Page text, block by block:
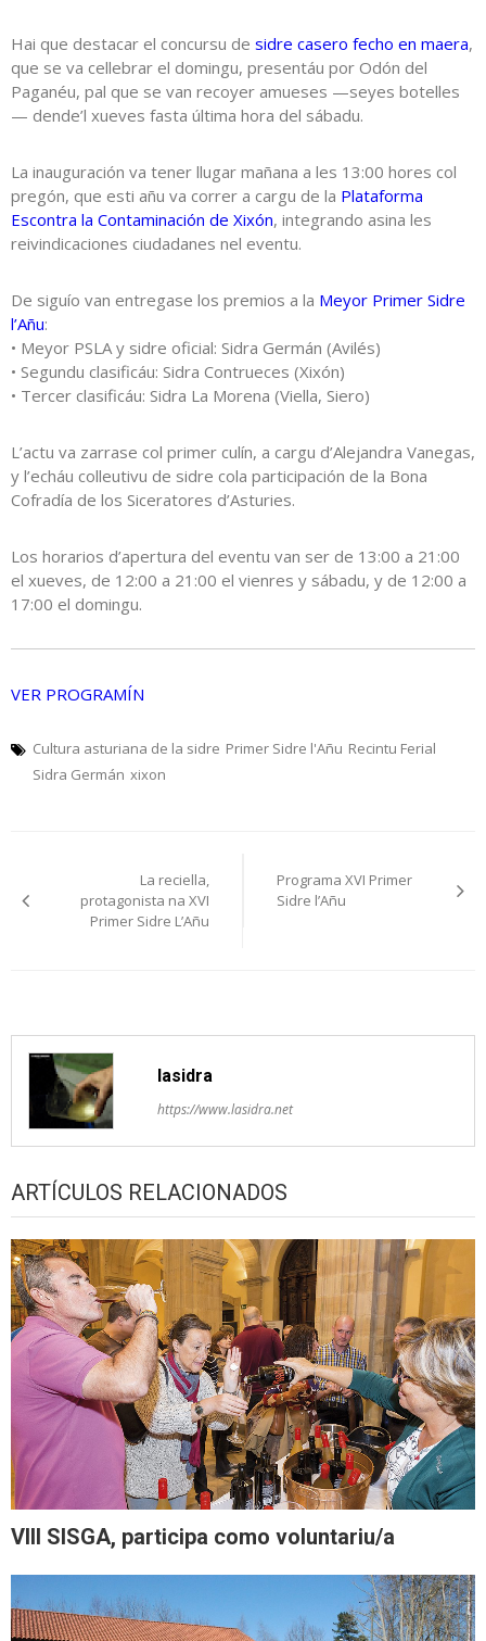
Hai que destacar el concursu de sidre casero fecho en maera,
que se va cellebrar el domingu, presentáu por Odón del
Paganéu, pal que se van recoyer amueses —seyes botelles
— dende’l xueves fasta última hora del sábadu.
La inauguración va tener llugar mañana a les 13:00 hores col
pregón, que esti añu va correr a cargu de la Plataforma
Escontra la Contaminación de Xixón, integrando asina les
reivindicaciones ciudadanes nel eventu.
De siguío van entregase los premios a la Meyor Primer Sidre
l’Añu:
• Meyor PSLA y sidre oficial: Sidra Germán (Avilés)
• Segundu clasificáu: Sidra Contrueces (Xixón)
• Tercer clasificáu: Sidra La Morena (Viella, Siero)
L’actu va zarrase col primer culín, a cargu d’Alejandra Vanegas,
y l’echáu colleutivu de sidre cola participación de la Bona
Cofradía de los Siceratores d’Asturies.
Los horarios d’apertura del eventu van ser de 13:00 a 21:00
el xueves, de 12:00 a 21:00 el vienres y sábadu, y de 12:00 a
17:00 el domingu.
VER PROGRAMÍN
Cultura asturiana de la sidre Primer Sidre l'Añu Recintu Ferial
Sidra Germán xixon
pelos
La reciella,
protagonista na XVI
Primer Sidre L’Añu
Programa XVI Primer
Sidre l’Añu
lasidra
https://www.lasidra.net
ARTÍCULOS RELACIONADOS
VIII SISGA, participa como voluntariu/a